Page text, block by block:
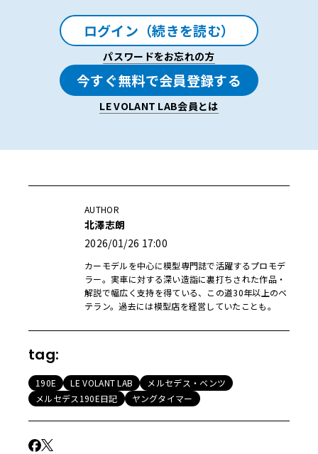
ログイン（続きを読む）
パスワードをお忘れの方
今すぐ無料で会員登録する
LE VOLANT LAB会員とは
AUTHOR
北澤志朗
2026/01/26 17:00
カーモデルを中心に模型専門誌で活躍するプロモデ
ラー。実車に対する深い造詣に裏打ちされた作品・
解説で幅広く支持を得ている、この道30年以上のベ
テラン。過去には模型店を経営していたことも。
tag:
190E LE VOLANT LAB
メルセデス・ベンツ
メルセデス190E日記
ヤングタイマー